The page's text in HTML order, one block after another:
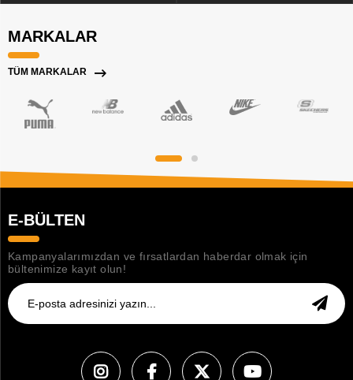
MARKALAR
TÜM MARKALAR
E-BÜLTEN
Kampanyalarımızdan ve fırsatlardan haberdar olmak için
bültenimize kayıt olun!